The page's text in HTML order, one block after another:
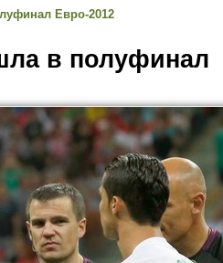
Евро-2012
в полуфинал